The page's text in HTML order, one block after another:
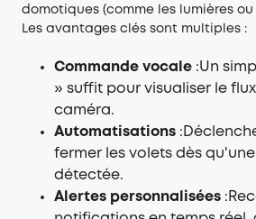
domotiques (comme les lumières
Les avantages clés sont multiples :
Commande vocale :Un
» suffit pour visualiser le
caméra.
Automatisations
fermer les volets dès
détectée.
Alertes personnalisées